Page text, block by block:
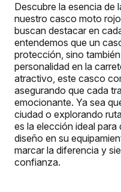
Descubre la esencia de
nuestro casco moto
buscan destacar en
entendemos que un
protección, sino
personalidad en la
atractivo, este casco
asegurando que cada
emocionante. Ya sea
ciudad o explorando
es la elección ideal
diseño en su
marcar la diferencia y
confianza.